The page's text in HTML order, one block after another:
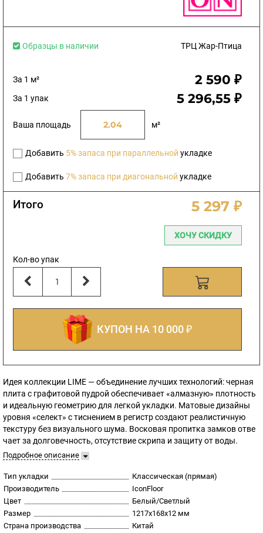
Образцы в наличии ТРЦ Жар-Птица
За 1 м² 2 590 ₽
За 1 упак 5 296,55 ₽
Ваша площадь м²
Добавить 5% запаса при параллельной укладке
Добавить 7% запаса при диагональной укладке
Итого 5 297 ₽
ХОЧУ СКИДКУ
Кол-во упак
КУПОН НА 10 000 ₽
Идея коллекции LIME — объединение лучших технологий: черная
плита с графитовой пудрой обеспечивает «алмазную» плотность
и идеальную геометрию для легкой укладки. Матовые дизайны
уровня «селект» с тиснением в регистр создают реалистичную
текстуру без визуального шума. Восковая пропитка замков отве
чает за долговечность, отсутствие скрипа и защиту от воды.
Подробное описание
Тип укладки
Классическая (прямая)
Производитель
IconFloor
Цвет
Белый/Светлый
Размер
1217х168х12 мм
Страна производства
Китай